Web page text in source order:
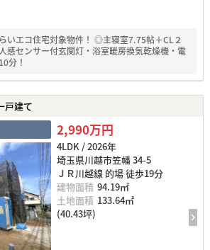
エコ住宅対象物件！ ◎主寝室7.75帖＋CL２
感センサー付玄関灯・浴室暖房換気乾燥機・電
分！
戸建て
2,990万円
4LDK / 2026年
埼玉県川越市笠幡 34-5
ＪＲ川越線 的場 徒歩19分
建物面積 94.19㎡
土地面積 133.64㎡
(40.43坪)